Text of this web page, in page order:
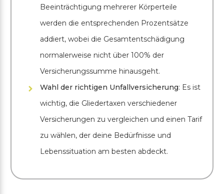
Beeinträchtigung mehrerer Körperteile
werden die entsprechenden Prozentsätze
addiert, wobei die Gesamtentschädigung
normalerweise nicht über 100% der
Versicherungssumme hinausgeht.
Wahl der richtigen Unfallversicherung: Es ist
wichtig, die Gliedertaxen verschiedener
Versicherungen zu vergleichen und einen Tarif
zu wählen, der deine Bedürfnisse und
Lebenssituation am besten abdeckt.